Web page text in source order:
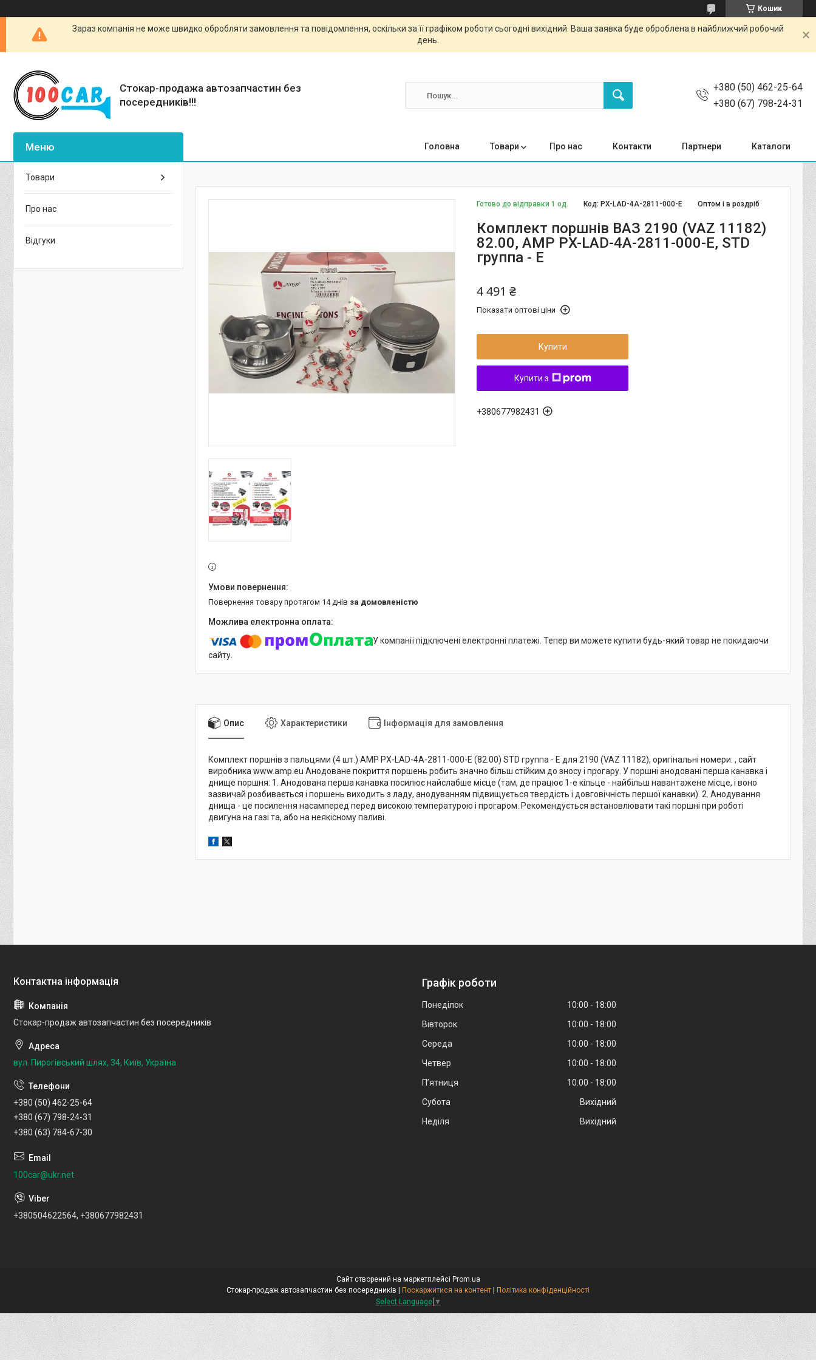
Кошик
Зараз компанія не може швидко обробляти замовлення та повідомлення, оскільки за її графіком роботи сьогодні вихідний. Ваша заявка буде оброблена в найближчий робочий
день.
Стокар-продажа автозапчастин без
посередників!!!
+380 (50) 462-25-64
+380 (67) 798-24-31
Головна Товари Про нас Контакти Партнери Каталоги
Готово до відправки 1 од. Оптом і в роздріб
Код: PX-LAD-4A-2811-000-E
Комплект поршнів ВАЗ 2190 (VAZ 11182)
82.00, AMP PX-LAD-4A-2811-000-E, STD
группа - Е
4 491 ₴
Показати оптові ціни
Купити
Купити з
+380677982431
повернення товару протягом 14 днів за домовленістю
У компанії підключені електронні платежі. Тепер ви можете купити будь-який товар не покидаючи
сайту.
Опис Характеристики Інформація для замовлення
Комплект поршнів з пальцями (4 шт.) AMP PX-LAD-4A-2811-000-E (82.00) STD группа - Е для 2190 (VAZ 11182), оригінальні номери: , сайт
виробника www.amp.eu Анодоване покриття поршень робить значно більш стійким до зносу і прогару. У поршні анодовані перша канавка і
днище поршня: 1. Анодована перша канавка посилює найслабше місце (там, де працює 1-е кільце - найбільш навантажене місце, і воно
зазвичай розбивається і поршень виходить з ладу, анодуванням підвищується твердість і довговічність першої канавки). 2. Анодування
днища - це посилення насамперед перед високою температурою і прогаром. Рекомендується встановлювати такі поршні при роботі
двигуна на газі та, або на неякісному паливі.
Товари
Про нас
Відгуки
Стокар-продаж автозапчастин без посередників
вул. Пирогівський шлях, 34, Київ, Україна
+380 (50) 462-25-64
+380 (67) 798-24-31
+380 (63) 784-67-30
100car@ukr.net
+380504622564, +380677982431
Графік роботи
Понеділок 10:00
18:00
Вівторок
10:00
18:00
Середа
10:00
18:00
Четвер
10:00
18:00
Пʼятниця
10:00
18:00
Субота
Вихідний
Неділя
Вихідний
Сайт створений на маркетплейсі Prom.ua
Поскаржитися на контент
Політика конфіденційності
Select Language ▼